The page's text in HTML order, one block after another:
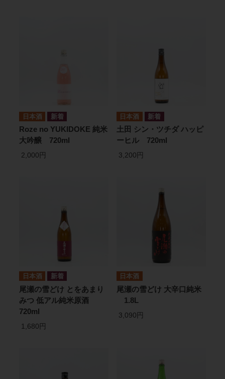
日本酒
Roze no YUKIDOKE 純米
大吟醸 720ml
2,000円
日本酒
土田 シン・ツチダ ハッピ
ーヒル 720ml
3,200円
日本酒
尾瀬の雪どけ とをあまり
みつ 低アル純米原酒
720ml
1,680円
日本酒
尾瀬の雪どけ 大辛口純米
1.8L
3,090円